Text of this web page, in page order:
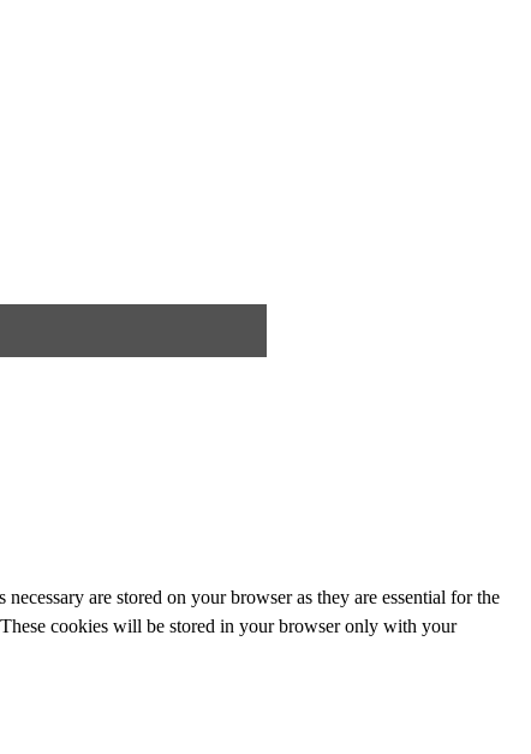
are stored on your browser as they are essential for the
cookies will be stored in your browser only with your